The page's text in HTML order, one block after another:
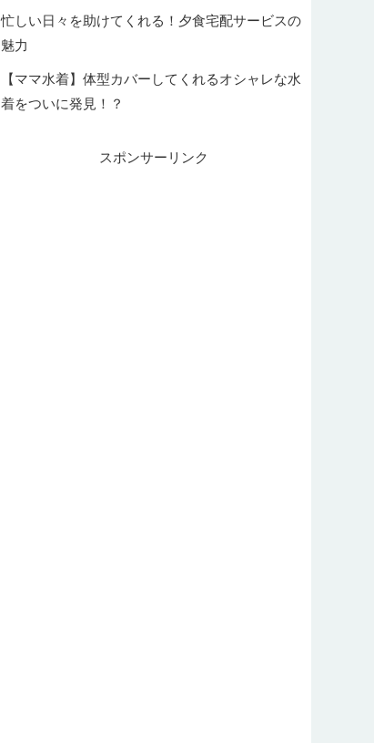
忙しい日々を助けてくれる！夕食宅配サービスの
魅力
【ママ水着】体型カバーしてくれるオシャレな水
着をついに発見！？
スポンサーリンク